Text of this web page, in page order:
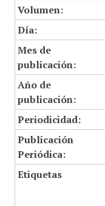
Volumen:
Día:
Mes de
publicación:
Año de
publicación:
Periodicidad:
Publicación
Periódica:
Etiquetas